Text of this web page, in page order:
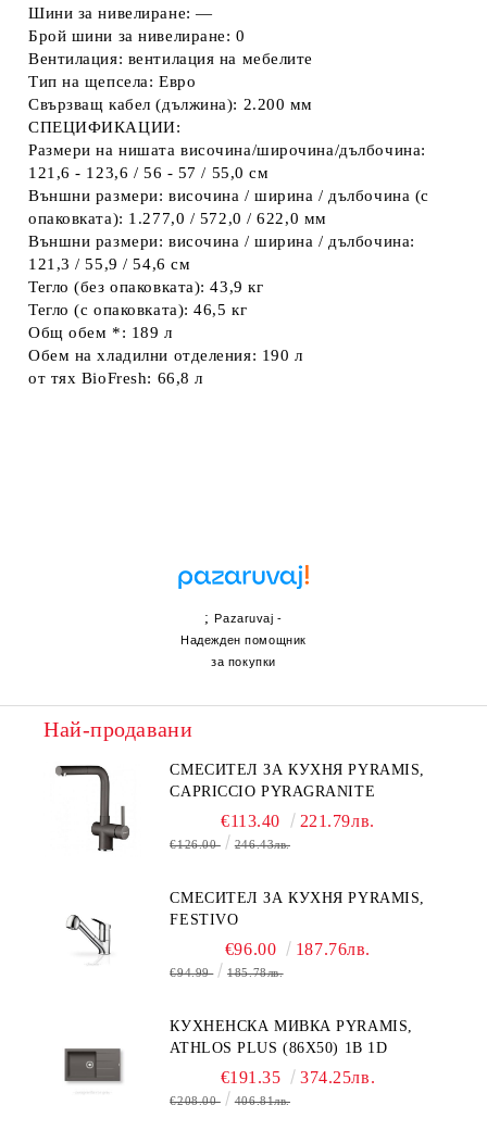
Шини за нивелиране: —
Брой шини за нивелиране: 0
Вентилация: вентилация на мебелите
Тип на щепсела: Евро
Свързващ кабел (дължина): 2.200 мм
СПЕЦИФИКАЦИИ:
Размери на нишата височина/широчина/дълбочина:
121,6 - 123,6 / 56 - 57 / 55,0 см
Външни размери: височина / ширина / дълбочина (с
опаковката): 1.277,0 / 572,0 / 622,0 мм
Външни размери: височина / ширина / дълбочина:
121,3 / 55,9 / 54,6 см
Тегло (без опаковката): 43,9 кг
Тегло (с опаковката): 46,5 кг
Общ обем *: 189 л
Обем на хладилни отделения: 190 л
от тях BioFresh: 66,8 л
;Pazaruvaj -
Надежден помощник
за покупки
Най-продавани
СМЕСИТЕЛ ЗА КУХНЯ PYRAMIS,
CAPRICCIO PYRAGRANITE
€113.40 221.79лв.
€126.00 246.43лв.
СМЕСИТЕЛ ЗА КУХНЯ PYRAMIS,
FESTIVO
€96.00 187.76лв.
€94.99 185.78лв.
КУХНЕНСКА МИВКА PYRAMIS,
ATHLOS PLUS (86X50) 1B 1D
€191.35 374.25лв.
€208.00 406.81лв.